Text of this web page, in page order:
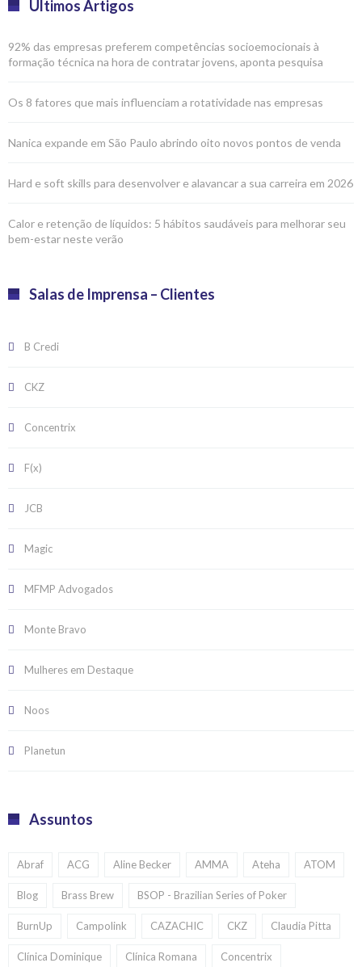
Últimos Artigos
92% das empresas preferem competências socioemocionais à
formação técnica na hora de contratar jovens, aponta pesquisa
Os 8 fatores que mais influenciam a rotatividade nas empresas
Nanica expande em São Paulo abrindo oito novos pontos de venda
Hard e soft skills para desenvolver e alavancar a sua carreira em 2026
Calor e retenção de líquidos: 5 hábitos saudáveis para melhorar seu
bem-estar neste verão
Salas de Imprensa – Clientes
B Credi
CKZ
Concentrix
F(x)
JCB
Magic
MFMP Advogados
Monte Bravo
Mulheres em Destaque
Noos
Planetun
Assuntos
Abraf ACG Aline Becker AMMA Ateha ATOM
Blog Brass Brew BSOP - Brazilian Series of Poker
BurnUp Campolink CAZACHIC CKZ Claudia Pitta
Clínica Dominique Clínica Romana Concentrix